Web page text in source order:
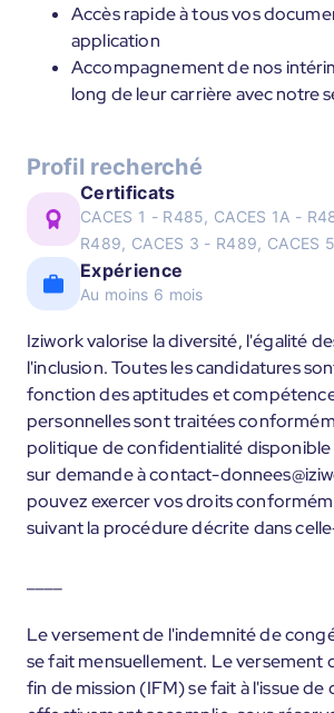
Accès rapide à tous vos
application
Accompagnement de nos
long de leur carrière avec notre
Profil recherché
Certificats
CACES 1 - R485, CACES 1A -
R489, CACES 3 - R489, CACES
Expérience
Au moins 6 mois
Iziwork valorise la diversité, l'égalité
l'inclusion. Toutes les candidatures
fonction des aptitudes et
personnelles sont traitées
politique de confidentialité disponible
sur demande à contact-
pouvez exercer vos droits
suivant la procédure décrite dans
Le versement de l'indemnité de
se fait mensuellement. Le versement
fin de mission (IFM) se fait à l'issue de